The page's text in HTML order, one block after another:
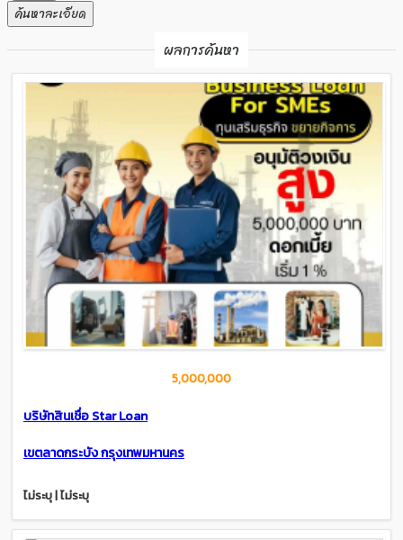
ค้นหาละเอียด
ผลการค้นหา
5,000,000
บริษัทสินเชื่อ Star Loan
เขตลาดกระบัง กรุงเทพมหานคร
ไม่ระบุ | ไม่ระบุ